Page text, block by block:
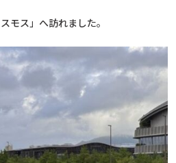
モス」へ訪れました。